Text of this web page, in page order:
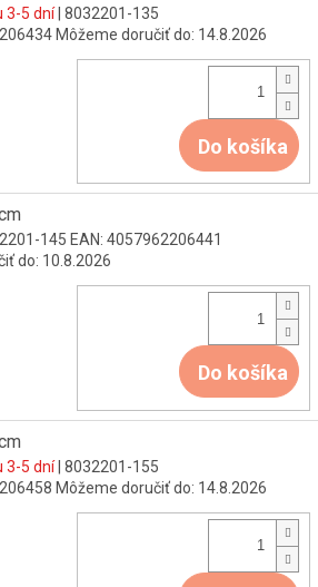
3-5 dní | 8032201-135
Môžeme doručiť do: 14.8.2026
Do košíka
145 EAN: 4057962206441
do: 10.8.2026
Do košíka
3-5 dní | 8032201-155
Môžeme doručiť do: 14.8.2026